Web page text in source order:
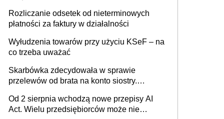
Rozliczanie odsetek od nieterminowych
płatności za faktury w działalności
Wyłudzenia towarów przy użyciu KSeF – na
co trzeba uważać
Skarbówka zdecydowała w sprawie
przelewów od brata na konto siostry.
darowizna, ale podatku jednak nie będzie
Od 2 sierpnia wchodzą nowe przepisy AI
Act. Wielu przedsiębiorców może nie